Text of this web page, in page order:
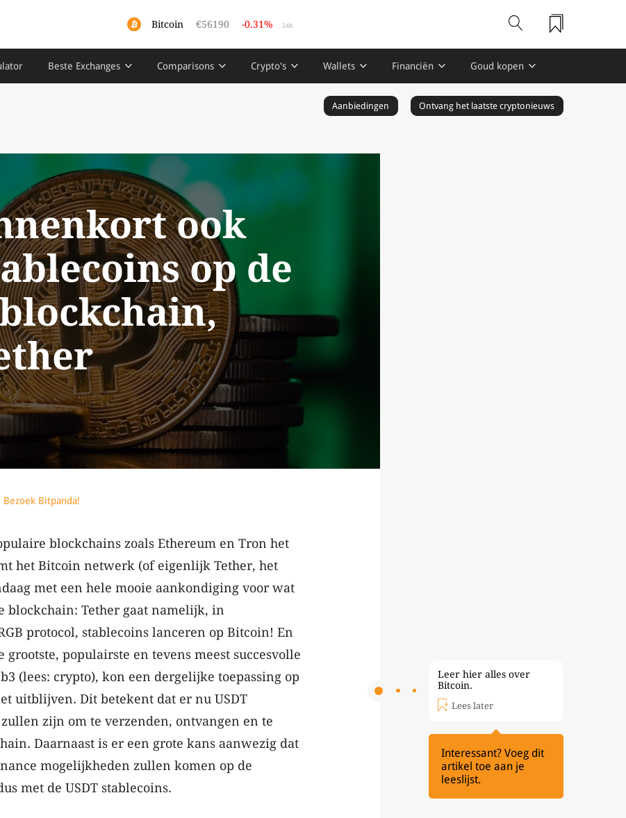
Bitcoin €56190 -0.31% 24h
Beste Exchanges Comparisons Crypto's Wallets Financiën Goud kopen
Aanbiedingen Ontvang het laatste cryptonieuws
ook
op de
Bezoek Bitpanda!
blockchains zoals Ethereum en Tron het
het Bitcoin netwerk (of eigenlijk Tether, het
met een hele mooie aankondiging voor wat
blockchain: Tether gaat namelijk, in
protocol, stablecoins lanceren op Bitcoin! En
grootste, populairste en tevens meest succesvolle
(lees: crypto), kon een dergelijke toepassing op
uitblijven. Dit betekent dat er nu USDT
zijn om te verzenden, ontvangen en te
Daarnaast is er een grote kans aanwezig dat
mogelijkheden zullen komen op de
met de USDT stablecoins.
Leer hier alles over
Bitcoin.
Lees later
Interessant? Voeg dit
artikel toe aan je
leeslijst.